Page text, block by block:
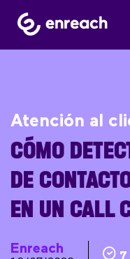
Atención al
CÓMO
DE
EN UN CALL
Enreach